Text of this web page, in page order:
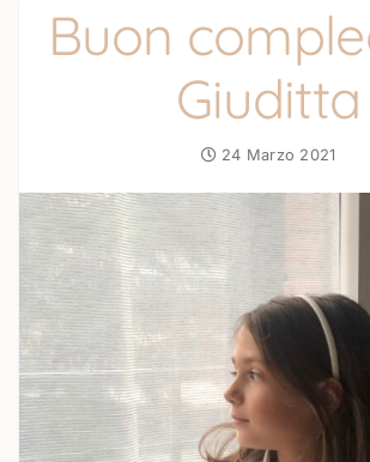
Buon
Giuditta
24 Marzo 2021